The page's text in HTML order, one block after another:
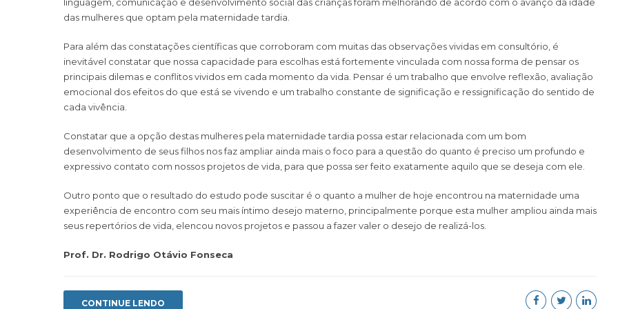
das mulheres que optam pela maternidade tardia.
Para além das constatações científicas que corroboram com muitas das observações vividas em consultório, é
inevitável constatar que nossa capacidade para escolhas está fortemente vinculada com nossa forma de pensar os
principais dilemas e conflitos vividos em cada momento da vida. Pensar é um trabalho que envolve reflexão, avaliação
emocional dos efeitos do que está se vivendo e um trabalho constante de significação e ressignificação do sentido de
cada vivência.
Constatar que a opção destas mulheres pela maternidade tardia possa estar relacionada com um bom
desenvolvimento de seus filhos nos faz ampliar ainda mais o foco para a questão do quanto é preciso um profundo e
expressivo contato com nossos projetos de vida, para que possa ser feito exatamente aquilo que se deseja com ele.
Outro ponto que o resultado do estudo pode suscitar é o quanto a mulher de hoje encontrou na maternidade uma
experiência de encontro com seu mais íntimo desejo materno, principalmente porque esta mulher ampliou ainda mais
seus repertórios de vida, elencou novos projetos e passou a fazer valer o desejo de realizá-los.
Prof. Dr. Rodrigo Otávio Fonseca
CONTINUE LENDO